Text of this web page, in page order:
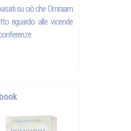
su ciò che Omraam
riguardo alle vicende